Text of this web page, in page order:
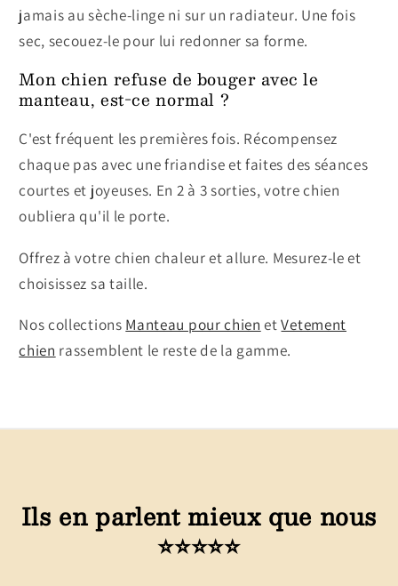
jamais au sèche-linge ni sur un radiateur. Une fois
sec, secouez-le pour lui redonner sa forme.
Mon chien refuse de bouger avec le
manteau, est-ce normal ?
C'est fréquent les premières fois. Récompensez
chaque pas avec une friandise et faites des séances
courtes et joyeuses. En 2 à 3 sorties, votre chien
oubliera qu'il le porte.
Offrez à votre chien chaleur et allure. Mesurez-le et
choisissez sa taille.
Nos collections Manteau pour chien etVetement
chien rassemblent le reste de la gamme.
Ils en parlent mieux que nous
⭐⭐⭐⭐⭐